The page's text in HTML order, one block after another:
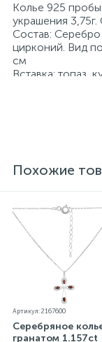
Колье 925
украшения
Состав: Серебро
цирконий. Вид
см
Вставка: топаз,
Родированные
проба. К
прилагаются
незначительно
особенностей
Похожие
Артикул: 2167600
Серебряное
гранатом 1.157ct